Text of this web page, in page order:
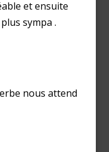
et ensuite
sympa .
nous attend